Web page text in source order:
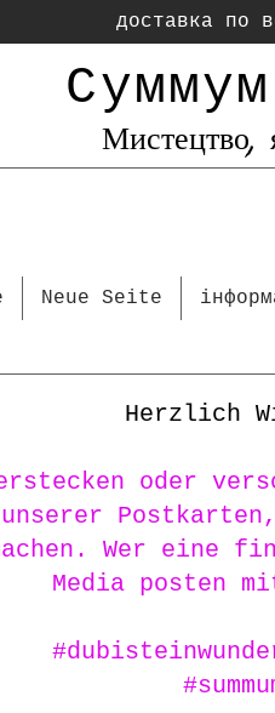
доставка по
Мистецтво,
Neue Seite
Herzlich
oder
Postkarten,
Wer
Media posten